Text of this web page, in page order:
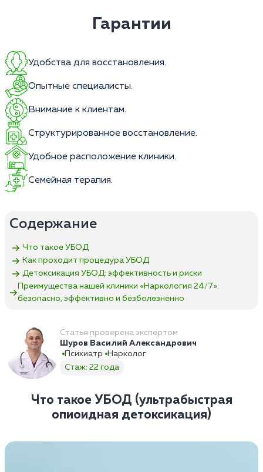
Гарантии
Удобства для восстановления.
Опытные специалисты.
Внимание к клиентам.
Структурированное восстановление.
Удобное расположение клиники.
Семейная терапия.
Содержание
Что такое УБОД
Как проходит процедура УБОД
Детоксикация УБОД: эффективность и риски
Преимущества нашей клиники «Наркология 24/7»:
безопасно, эффективно и безболезненно
Статья проверена экспертом
Шуров Василий Александрович
Психиатр
Нарколог
Стаж: 22 года
Что такое УБОД (ультрабыстрая
опиоидная детоксикация)